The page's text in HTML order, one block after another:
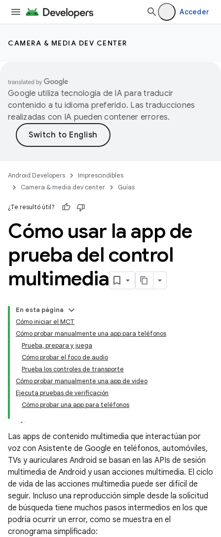
Acceder
CAMERA & MEDIA DEV CENTER
Google utiliza tecnología de IA para traducir
contenido a tu idioma preferido. Las traducciones
realizadas con IA pueden contener errores.
Android Developers
Imprescindibles
Camera & media dev center
Guías
¿Te resultó útil?
Cómo usar la app de
prueba del control
multimedia
En esta página
Cómo iniciar el MCT
Cómo probar manualmente una app para teléfonos
Prueba, prepara y juega
Cómo probar el foco de audio
Prueba los controles de transporte
Cómo probar manualmente una app de video
Ejecuta pruebas de verificación
Cómo probar una app para teléfonos
Las apps de contenido multimedia que interactúan por
voz con Asistente de Google en teléfonos, automóviles,
TVs y auriculares Android se basan en las APIs de sesión
multimedia de Android y usan acciones multimedia. El ciclo
de vida de las acciones multimedia puede ser difícil de
seguir. Incluso una reproducción simple desde la solicitud
de búsqueda tiene muchos pasos intermedios en los que
podría ocurrir un error, como se muestra en el
cronograma simplificado: